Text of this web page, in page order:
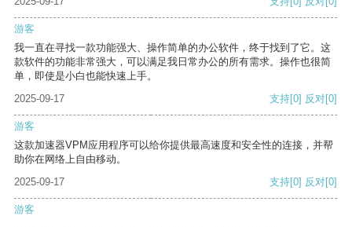
游客
我一直在寻找一款功能强大、操作简单的办公软件，终于找到了它。这
款软件的功能非常强大，可以满足我日常办公的所有需求。操作也很简
单，即使是小白也能快速上手。
2025-09-17
支持[0] 反对[0]
游客
这款加速器VPM应用程序可以给你提供最高速度和安全性的连接，并帮
助你在网络上自由移动。
2025-09-17
支持[0] 反对[0]
游客